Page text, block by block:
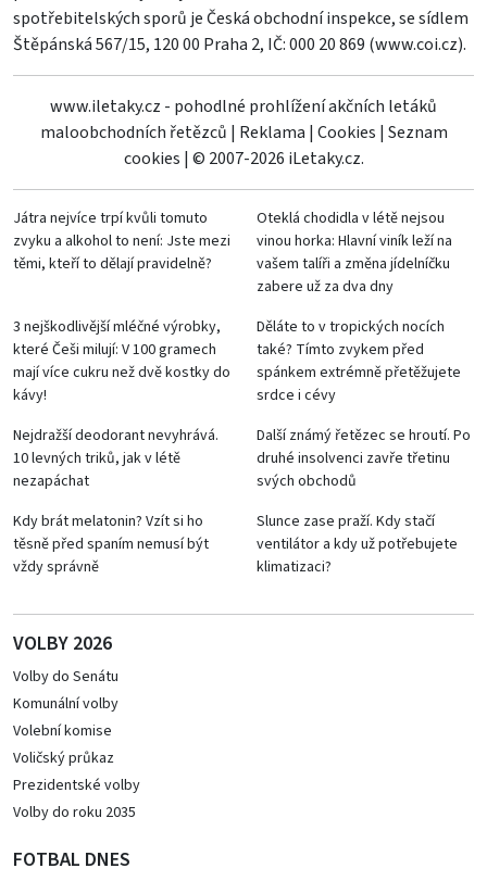
spotřebitelských sporů je Česká obchodní inspekce, se sídlem
Štěpánská 567/15, 120 00 Praha 2, IČ: 000 20 869 (www.coi.cz).
www.iletaky.cz - pohodlné prohlížení akčních letáků
maloobchodních řetězců | Reklama | Cookies | Seznam
cookies | © 2007-2026 iLetaky.cz.
Játra nejvíce trpí kvůli tomuto
zvyku a alkohol to není: Jste mezi
těmi, kteří to dělají pravidelně?
Oteklá chodidla v létě nejsou
vinou horka: Hlavní viník leží na
vašem talíři a změna jídelníčku
zabere už za dva dny
3 nejškodlivější mléčné výrobky,
které Češi milují: V 100 gramech
mají více cukru než dvě kostky do
kávy!
Děláte to v tropických nocích
také? Tímto zvykem před
spánkem extrémně přetěžujete
srdce i cévy
Nejdražší deodorant nevyhrává.
10 levných triků, jak v létě
nezapáchat
Další známý řetězec se hroutí. Po
druhé insolvenci zavře třetinu
svých obchodů
Kdy brát melatonin? Vzít si ho
těsně před spaním nemusí být
vždy správně
Slunce zase praží. Kdy stačí
ventilátor a kdy už potřebujete
klimatizaci?
VOLBY 2026
Volby do Senátu
Komunální volby
Volební komise
Voličský průkaz
Prezidentské volby
Volby do roku 2035
FOTBAL DNES